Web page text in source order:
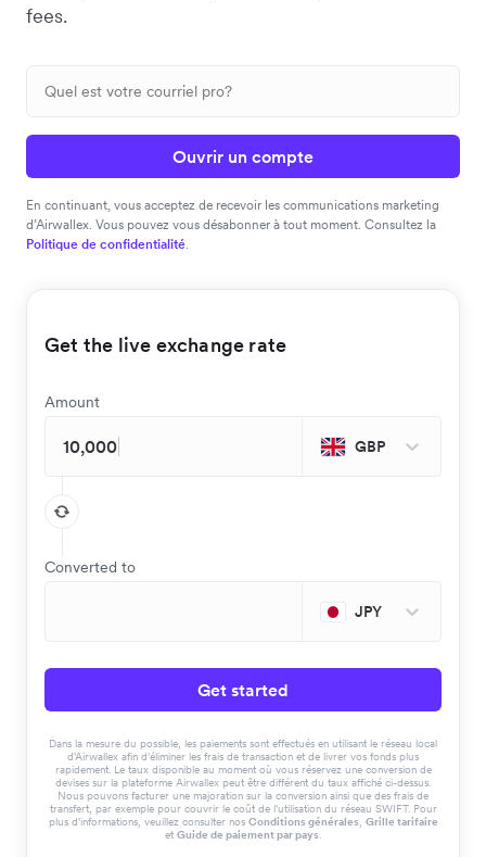
fees.
Ouvrir un compte
En continuant, vous acceptez de recevoir les communications marketing
d’Airwallex. Vous pouvez vous désabonner à tout moment. Consultez la
Politique de confidentialité.
Get the live exchange rate
Amount
GBP
Converted to
JPY
Get started
Dans la mesure du possible, les paiements sont effectués en utilisant le réseau local
d'Airwallex afin d'éliminer les frais de transaction et de livrer vos fonds plus
rapidement. Le taux disponible au moment où vous réservez une conversion de
devises sur la plateforme Airwallex peut être différent du taux affiché ci-dessus.
Nous pouvons facturer une majoration sur la conversion ainsi que des frais de
transfert, par exemple pour couvrir le coût de l'utilisation du réseau SWIFT. Pour
plus d'informations, veuillez consulter nos Conditions générales, Grille tarifaire
et Guide de paiement par pays.